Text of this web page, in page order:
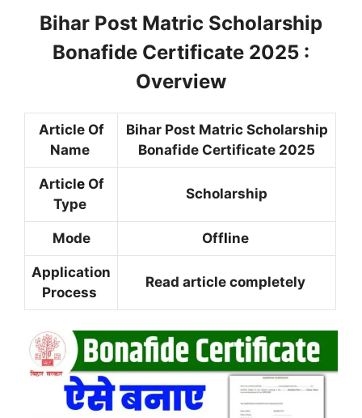
Bihar Post Matric Scholarship
Bonafide Certificate 2025 :
Overview
Article Of
Name
Bihar Post Matric Scholarship
Bonafide Certificate 2025
ArticleOf
Type
Scholarship
Mode Offline
Application
Process
Read article completely